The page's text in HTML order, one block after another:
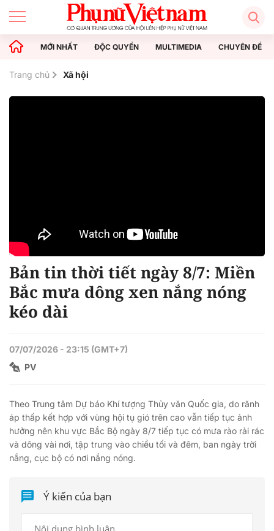
MỚI NHẤT ĐỘC QUYỀN MULTIMEDIA CHUYÊN ĐỀ
Trang chủ Xã hội
Bản tin thời tiết ngày 8/7: Miền
Bắc mưa dông xen nắng nóng
kéo dài
07/07/2026 - 23:15 (GMT+7)
PV
Theo Trung tâm Dự báo Khí tượng Thủy văn Quốc gia, do rãnh
áp thấp kết hợp với vùng hội tụ gió trên cao vẫn tiếp tục ảnh
hưởng nên khu vực Bắc Bộ ngày 8/7 tiếp tục có mưa rào rải rác
và dông vài nơi, tập trung vào chiều tối và đêm, ban ngày trời
nắng, cục bộ có nơi nắng nóng.
Ý kiến của bạn